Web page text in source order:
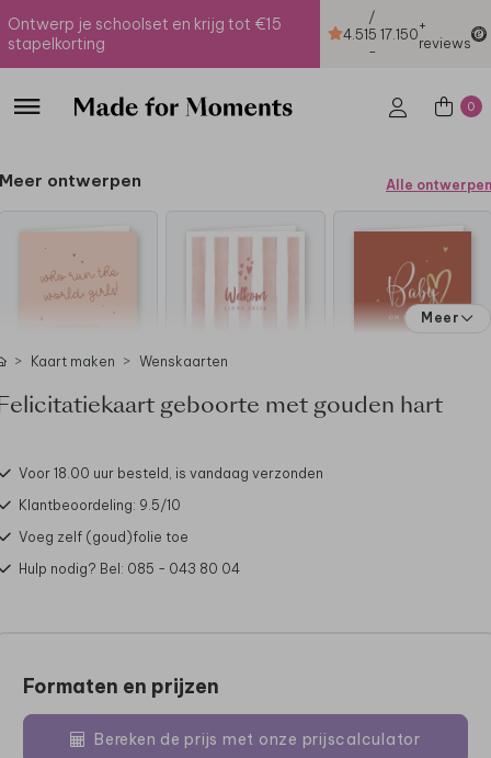
Ontwerp je schoolset en krijg tot €15
stapelkorting
4.51
/
5
-
17.150+
reviews
0
Meer ontwerpen Alle ontwerpen
Meer
Kaart maken Wenskaarten
geboorte met gouden hart
Voor 18.00 uur besteld, is vandaag verzonden
Klantbeoordeling: 9.5/10
Voeg zelf (goud)folie toe
Hulp nodig? Bel: 085 - 043 80 04
Formaten en prijzen
Bereken de prijs met onze prijscalculator